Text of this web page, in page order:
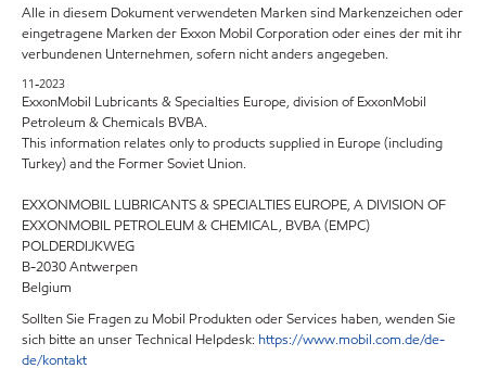
Alle in diesem Dokument verwendeten Marken sind Markenzeichen oder
eingetragene Marken der Exxon Mobil Corporation oder eines der mit ihr
verbundenen Unternehmen, sofern nicht anders angegeben.
11-2023
ExxonMobil Lubricants & Specialties Europe, division of ExxonMobil
Petroleum & Chemicals BVBA.
This information relates only to products supplied in Europe (including
Turkey) and the Former Soviet Union.
EXXONMOBIL LUBRICANTS & SPECIALTIES EUROPE, A DIVISION OF
EXXONMOBIL PETROLEUM & CHEMICAL, BVBA (EMPC)
POLDERDIJKWEG
B-2030 Antwerpen
Belgium
Sollten Sie Fragen zu Mobil Produkten oder Services haben, wenden Sie
sich bitte an unser Technical Helpdesk: https://www.mobil.com.de/de-
de/kontakt